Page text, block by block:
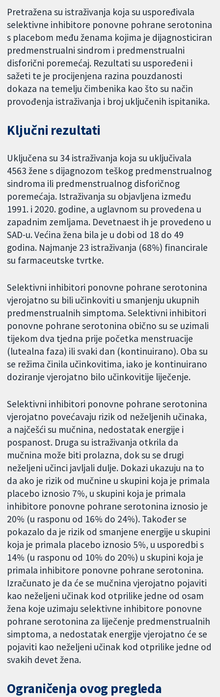
Pretražena su istraživanja koja su uspoređivala
selektivne inhibitore ponovne pohrane serotonina
s placebom među ženama kojima je dijagnosticiran
predmenstrualni sindrom i predmenstrualni
disforični poremećaj. Rezultati su uspoređeni i
sažeti te je procijenjena razina pouzdanosti
dokaza na temelju čimbenika kao što su način
provođenja istraživanja i broj uključenih ispitanika.
Ključni rezultati
Uključena su 34 istraživanja koja su uključivala
4563 žene s dijagnozom teškog predmenstrualnog
sindroma ili predmenstrualnog disforičnog
poremećaja. Istraživanja su objavljena između
1991. i 2020. godine, a uglavnom su provedena u
zapadnim zemljama. Devetnaest ih je provedeno u
SAD-u. Većina žena bila je u dobi od 18 do 49
godina. Najmanje 23 istraživanja (68%) financirale
su farmaceutske tvrtke.
Selektivni inhibitori ponovne pohrane serotonina
vjerojatno su bili učinkoviti u smanjenju ukupnih
predmenstrualnih simptoma. Selektivni inhibitori
ponovne pohrane serotonina obično su se uzimali
tijekom dva tjedna prije početka menstruacije
(lutealna faza) ili svaki dan (kontinuirano). Oba su
se režima činila učinkovitima, iako je kontinuirano
doziranje vjerojatno bilo učinkovitije liječenje.
Selektivni inhibitori ponovne pohrane serotonina
vjerojatno povećavaju rizik od neželjenih učinaka,
a najčešći su mučnina, nedostatak energije i
pospanost. Druga su istraživanja otkrila da
mučnina može biti prolazna, dok su se drugi
neželjeni učinci javljali dulje. Dokazi ukazuju na to
da ako je rizik od mučnine u skupini koja je primala
placebo iznosio 7%, u skupini koja je primala
inhibitore ponovne pohrane serotonina iznosio je
20% (u rasponu od 16% do 24%). Također se
pokazalo da je rizik od smanjene energije u skupini
koja je primala placebo iznosio 5%, u usporedbi s
14% (u rasponu od 10% do 20%) u skupini koja je
primala inhibitore ponovne pohrane serotonina.
Izračunato je da će se mučnina vjerojatno pojaviti
kao neželjeni učinak kod otprilike jedne od osam
žena koje uzimaju selektivne inhibitore ponovne
pohrane serotonina za liječenje predmenstrualnih
simptoma, a nedostatak energije vjerojatno će se
pojaviti kao neželjeni učinak kod otprilike jedne od
svakih devet žena.
Ograničenja ovog pregleda